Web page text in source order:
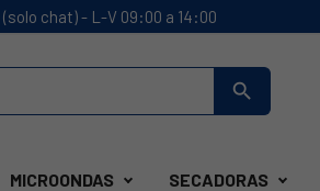
(solo chat) - L-V 09:00 a 14:00
search
MICROONDAS SECADORAS